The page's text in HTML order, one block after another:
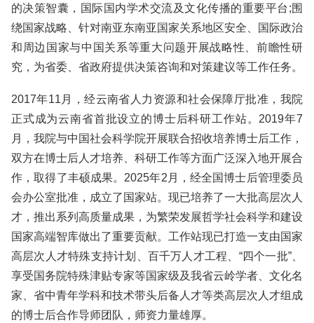
的决策智囊，国际国内学术交流及文化传播的重要平台;围
绕国家战略、针对南亚东南亚国家关系地区安全、国际政治
和周边国家与中国关系等重大问题开展战略性、前瞻性研
究，为省委、省政府提供决策咨询和对策建议等工作任务。
2017年11月，经云南省人力资源和社会保障厅批准，我院
正式成为云南省首批设立的博士后科研工作站。2019年7
月，我院与中国社会科学院开展联合招收培养博士后工作，
双方在博士后人才培养、科研工作等方面广泛深入地开展合
作，取得了丰硕成果。2025年2月，经全国博士后管理委员
会办公室批准，成立了国家站。现已培养了一大批高层次人
才，推出系列高质量成果，为繁荣发展哲学社会科学和建设
国家高端智库做出了重要贡献。工作站现已打造一支由国家
高层次人才特殊支持计划、百千万人才工程、“四个一批”、
享受国务院特殊津贴专家等国家级及我省云岭学者、文化名
家、省中青年学科和技术带头后备人才等类高层次人才组成
的博士后合作导师团队，师资力量雄厚。